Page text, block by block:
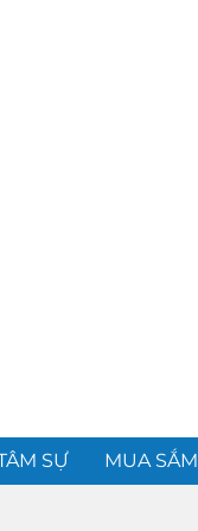
SỰ MUA SẮM